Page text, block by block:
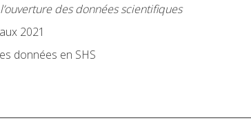
des données scientifiques
2021
données en SHS